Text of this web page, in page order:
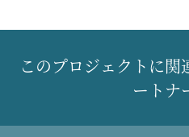
このプロジェクトに
ートナ